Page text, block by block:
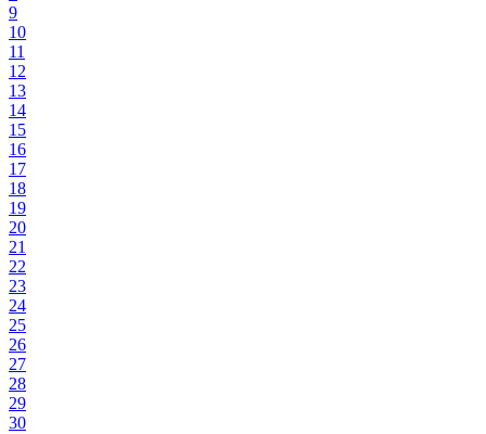
9
10
11
12
13
14
15
16
17
18
19
20
21
22
23
24
25
26
27
28
29
30